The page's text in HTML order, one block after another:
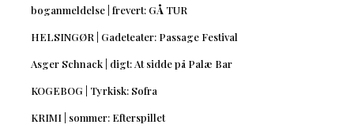
boganmeldelse | frevert: GÅ TUR
HELSINGØR | Gadeteater: Passage Festival
Asger Schnack | digt: At sidde på Palæ Bar
KOGEBOG | Tyrkisk: Sofra
KRIMI | sommer: Efterspillet